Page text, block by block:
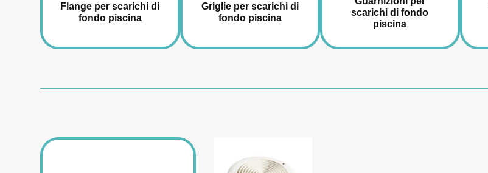
Flange per scarichi di
fondo piscina
Griglie per scarichi di
fondo piscina
scarichi di fondo
piscina